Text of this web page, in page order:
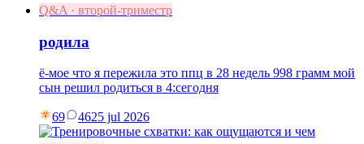
Q&A · второй-триместр
родила
ё-мое что я пережила это ппц в 28 недель 998 грамм мой
сын решил родиться в 4:сегодня
69 4625 jul 2026